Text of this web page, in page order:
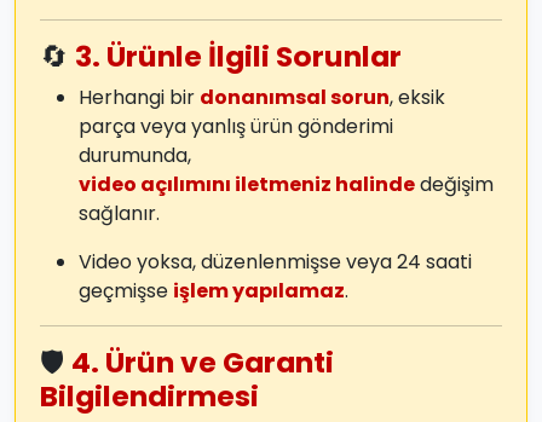
🔄 3. Ürünle İlgili Sorunlar
Herhangi bir donanımsal sorun, eksik
parça veya yanlış ürün gönderimi
durumunda,
video açılımını iletmeniz halindedeğişim
sağlanır.
Video yoksa, düzenlenmişse veya 24 saati
geçmişse işlem yapılamaz.
🛡️ 4. Ürün ve Garanti
Bilgilendirmesi